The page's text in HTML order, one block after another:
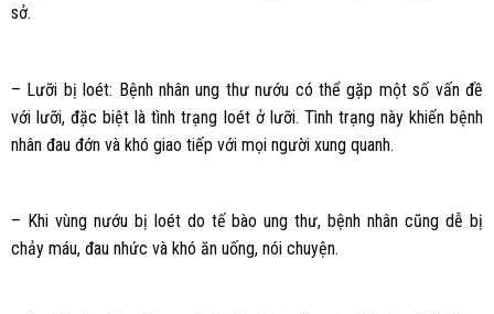
sở.
– Lưỡi bị loét: Bệnh nhân ung thư nướu có thể gặp một số vấn đề
với lưỡi, đặc biệt là tình trạng loét ở lưỡi. Tình trạng này khiến bệnh
nhân đau đớn và khó giao tiếp với mọi người xung quanh.
– Khi vùng nướu bị loét do tế bào ung thư, bệnh nhân cũng dễ bị
chảy máu, đau nhức và khó ăn uống, nói chuyện.